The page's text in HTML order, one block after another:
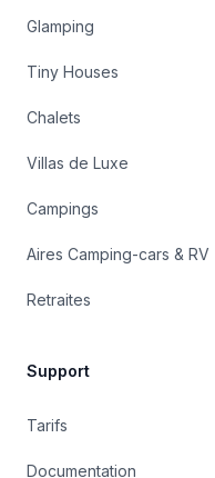
Glamping
Tiny Houses
Chalets
Villas de Luxe
Campings
Aires Camping-cars & RV
Retraites
Support
Tarifs
Documentation